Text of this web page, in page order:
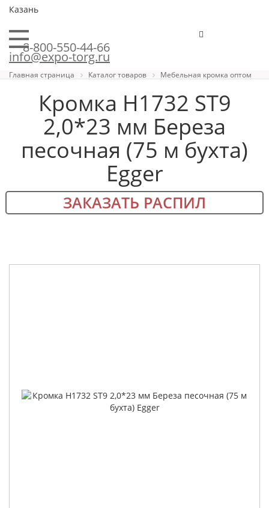
Казань
8-800-550-44-66
info@expo-torg.ru
Главная страница Каталог товаров Мебельная кромка оптом
Кромка H1732 ST9
2,0*23 мм Береза
песочная (75 м бухта)
Egger
ЗАКАЗАТЬ РАСПИЛ